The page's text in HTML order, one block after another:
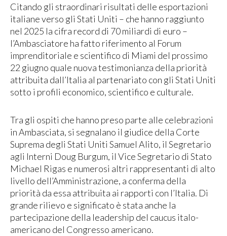
Citando gli straordinari risultati delle esportazioni
italiane verso gli Stati Uniti – che hanno raggiunto
nel 2025 la cifra record di 70 miliardi di euro –
l’Ambasciatore ha fatto riferimento al Forum
imprenditoriale e scientifico di Miami del prossimo
22 giugno quale nuova testimonianza della priorità
attribuita dall’Italia al partenariato con gli Stati Uniti
sotto i profili economico, scientifico e culturale.
Tra gli ospiti che hanno preso parte alle celebrazioni
in Ambasciata, si segnalano il giudice della Corte
Suprema degli Stati Uniti Samuel Alito, il Segretario
agli Interni Doug Burgum, il Vice Segretario di Stato
Michael Rigas e numerosi altri rappresentanti di alto
livello dell’Amministrazione, a conferma della
priorità da essa attribuita ai rapporti con l’Italia. Di
grande rilievo e significato è stata anche la
partecipazione della leadership del caucus italo-
americano del Congresso americano.